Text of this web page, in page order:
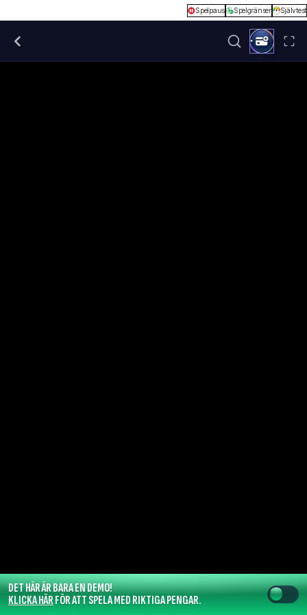
Spelpaus Spelgränser Självtest
DET HÄR ÄR BARA EN DEMO!
KLICKA HÄRFÖR ATT SPELA MED RIKTIGA PENGAR.